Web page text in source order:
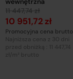
11 447,74 zł
10 951,72 zł
Promocyjna cena brutto